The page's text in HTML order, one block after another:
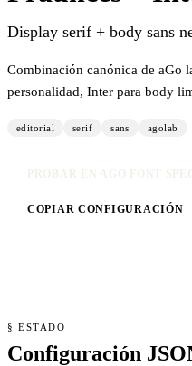
Display serif + body sans
Combinación canónica de aGo
personalidad, Inter para body
editorial serif sans agolab
PROBAR EN AGO FONT
COPIAR CONFIGURACIÓN
§ ESTADO
Configuración